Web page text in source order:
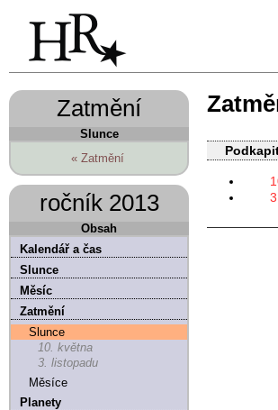
Zatmění
Slunce
« Zatmění
ročník 2013
Obsah
Kalendář a čas
Slunce
Měsíc
Zatmění
Slunce
10. května
3. listopadu
Měsíce
Planety